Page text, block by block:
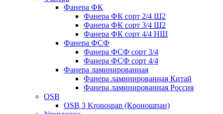
Фанера ФК
Фанера ФК сорт 2/4 Ш2
Фанера ФК сорт 3/4 Ш2
Фанера ФК сорт 4/4 НШ
Фанера ФСФ
Фанера ФСФ сорт 3/4
Фанера ФСФ сорт 4/4
Фанера ламинированная
Фанера ламинированная Китай
Фанера ламинированная Россия
OSB
OSB 3 Kronospan (Кроношпан)